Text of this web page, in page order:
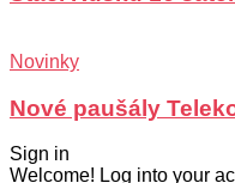
Novinky
Nové paušály
Sign in
Welcome! Log into your